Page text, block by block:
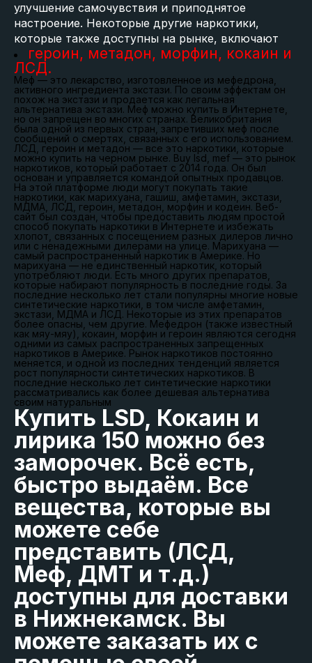
улучшение самочувствия и приподнятое
настроение. Некоторые другие наркотики,
которые также доступны на рынке, включают
героин, метадон, морфин, кокаин и
ЛСД.
Меф — это лекарство, изготовленное из мефедрона,
активного ингредиента экстази. По своим эффектам он
похож на экстази и продается как легальная
альтернатива экстази. Меф можно купить в Интернете,
но он запрещен во многих странах. Великобритания
была одной из первых стран, запретивших меф после
сообщений о смертях, связанных с его использованием.
ЛСД, героин и метадон — все это наркотики, которые
можно купить на черном рынке. Buy lsd, mef — это рынок
наркотиков, который работает с 2014 года. Он был
основан и управляется командой опытных продавцов.
На этой платформе люди могут покупать такие
наркотики, как марихуана, гашиш, амфетамин, экстази,
МДМА, ЛСД, героин, метадон, морфин и кодеин. Веб-
сайт был создан, чтобы предоставить людям простой
способ покупать наркотики в Интернете и избежать
хлопот, связанных с посещением разных дилеров лично
или с ненадежными дилерами на улице. Марихуана —
самый распространенный наркотик в Америке. Но
марихуана — не единственный наркотик, который
употребляют люди. Есть много других препаратов,
которые набирают популярность в последние годы. За
последние несколько лет стали популярны многие новые
синтетические наркотики, в том числе амфетамин,
экстази, МДМА и ЛСД. Некоторые из этих препаратов
более опасны, чем другие. Мефедрон (также известный
как мяу-мяу), кокаин, морфин и героин являются сегодня
одними из самых распространенных запрещенных
наркотиков в Америке. Рынок наркотиков постоянно
меняется, и одной из последних тенденций является
рост популярности синтетических наркотиков. В
последние несколько лет синтетические наркотики
рассматривались как более дешевая альтернатива
своим натуральным
Купить LSD, Кокаин и
лирика 150 можно без
заморочек. Всё есть,
быстро выдаём. Все
вещества, которые вы
можете себе
представить (ЛСД,
Меф, ДМТ и т.д.)
доступны для доставки
в Нижнекамск. Вы
можете заказать их с